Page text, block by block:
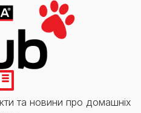
та новини про домашніх